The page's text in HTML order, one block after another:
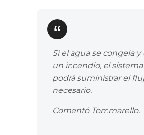
Si el agua se congela y
un incendio, el
podrá suministrar el
necesario.
Comentó Tommarello.